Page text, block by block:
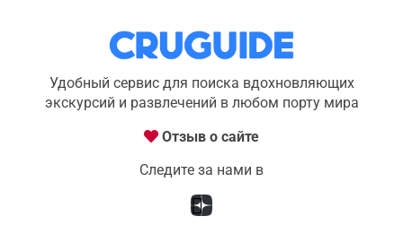
Удобный сервис для поиска вдохновляющих
экскурсий и развлечений в любом порту мира
Отзыв о сайте
Следите за нами в